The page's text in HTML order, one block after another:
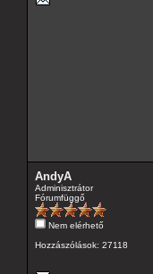
AndyA
Adminisztrátor
Fórumfüggő
Nem elérhető
Hozzászólások: 27118